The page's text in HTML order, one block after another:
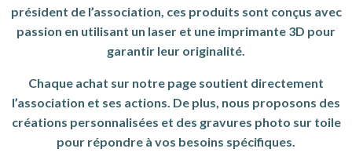
président de l’association, ces produits sont conçus avec
passion en utilisant un laser et une imprimante 3D pour
garantir leur originalité.
Chaque achat sur notre page soutient directement
l’association et ses actions. De plus, nous proposons des
créations personnalisées et des gravures photo sur toile
pour répondre à vos besoins spécifiques.